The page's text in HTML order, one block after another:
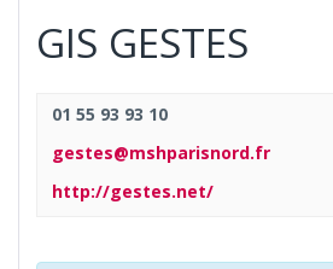
GIS GESTES
01 55 93 93 10
gestes@mshparisnord.fr
http://gestes.net/